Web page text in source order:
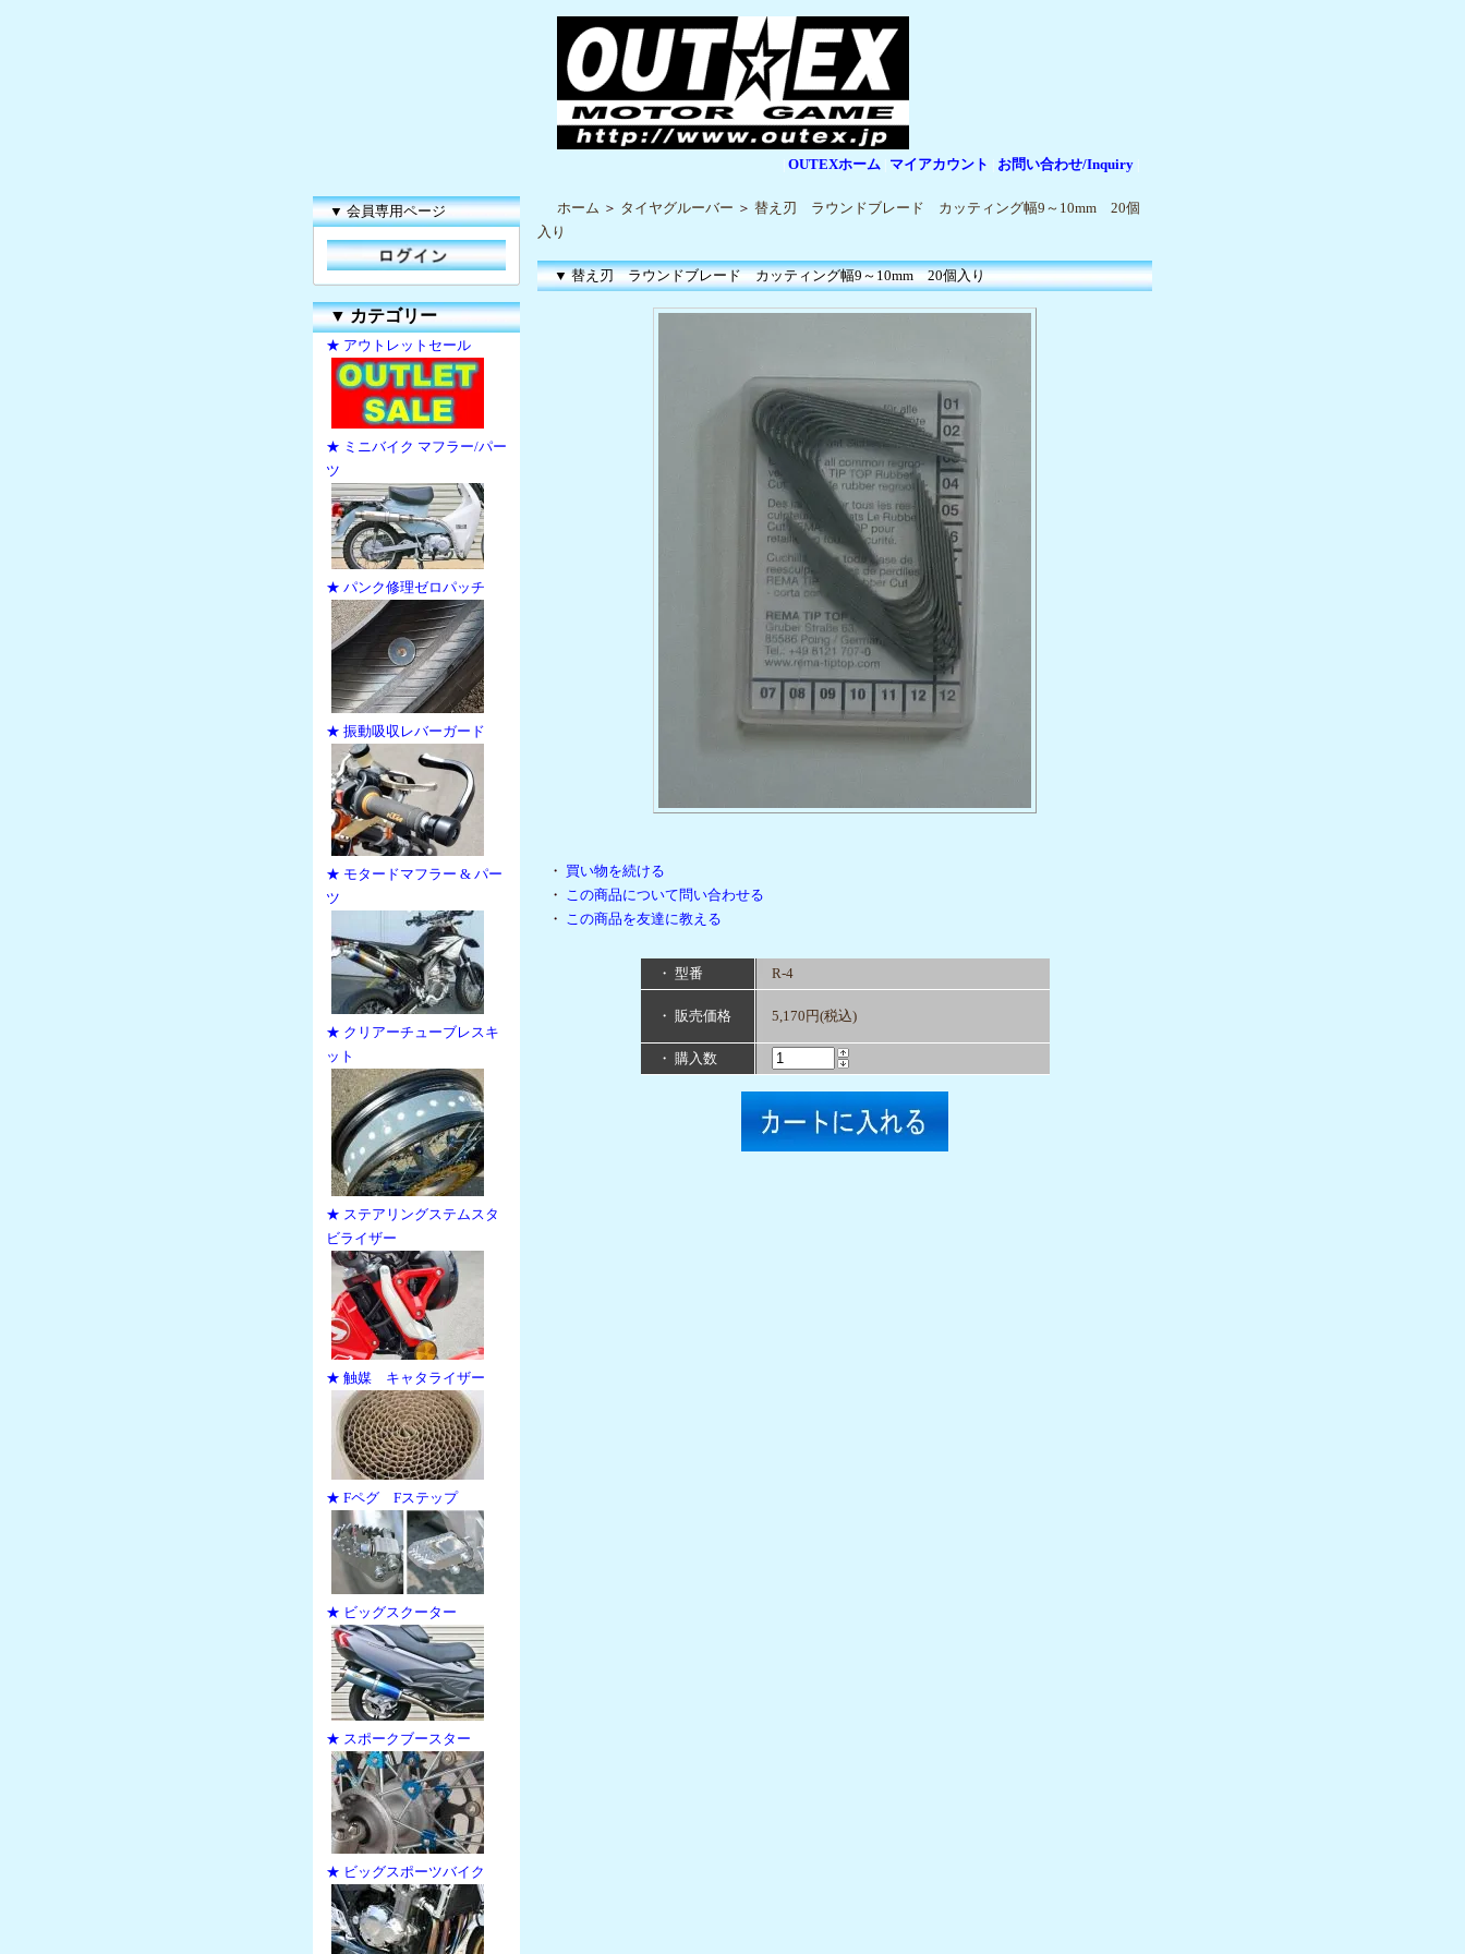
OUTEXホーム マイアカウント お問い合わせ/Inquiry
▼ 会員専用ページ
▼カテゴリー
★ アウトレットセール
★ ミニバイク マフラー/パー
ツ
★ パンク修理ゼロパッチ
★ 振動吸収レバーガード
★ モタードマフラー & パー
ツ
★ クリアーチューブレスキ
ット
★ ステアリングステムスタ
ビライザー
★ 触媒 キャタライザー
★ Fペグ Fステップ
★ ビッグスクーター
★ スポークブースター
★ ビッグスポーツバイク
ホーム ＞ タイヤグルーバー ＞ 替え刃 ラウンドブレード カッティング幅9～10mm 20個
入り
▼ 替え刃 ラウンドブレード カッティング幅9～10mm 20個入り
・ 買い物を続ける
・ この商品について問い合わせる
・ この商品を友達に教える
・ 型番 R-4
・ 販売価格 5,170円(税込)
・ 購入数